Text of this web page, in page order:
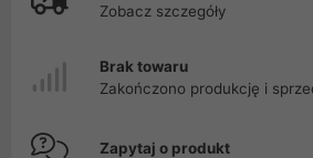
Zobacz szczegóły
Brak towaru
Zakończono produkcję i
Zapytaj o produkt